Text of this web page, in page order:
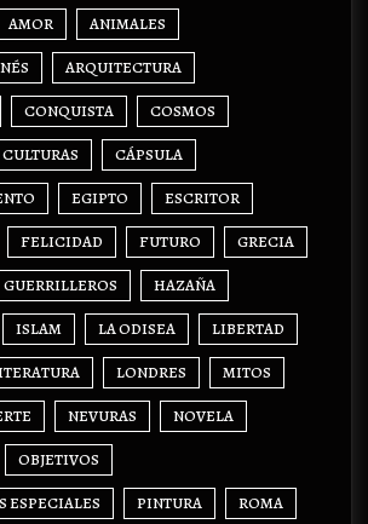
AMOR ANIMALES
ARQUITECTURA
CONQUISTA COSMOS
CULTURAS CÁPSULA
EGIPTO ESCRITOR
FELICIDAD FUTURO GRECIA
GUERRILLEROS HAZAÑA
ISLAM LA ODISEA LIBERTAD
LONDRES MITOS
NEVURAS NOVELA
OBJETIVOS
ESPECIALES PINTURA ROMA